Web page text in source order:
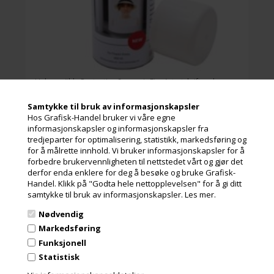
Samtykke til bruk av informasjonskapsler
Hos Grafisk-Handel bruker vi våre egne
informasjonskapsler og informasjonskapsler fra
tredjeparter for optimalisering, statistikk, markedsføring og
for å målrette innhold. Vi bruker informasjonskapsler for å
forbedre brukervennligheten til nettstedet vårt og gjør det
derfor enda enklere for deg å besøke og bruke Grafisk-
Handel. Klikk på "Godta hele nettopplevelsen" for å gi ditt
samtykke til bruk av informasjonskapsler. Les mer.
Nødvendig
Markedsføring
Funksjonell
Statistisk
Hahnemühle Protective Spray gir FineArt-utskrifter den
Sprayen brukes på en avstand av ca. 20-30 cm, hvor man i
myke bevegelser kjører den fra side til side.
La det tørke i 3-5 min.
Deretter dreies utskriften 90 grader og samme metode
utføres i motsatt retning, slik at sprayen blir jevnt fordelt
over utskriften.
Sprayen er matt og legger seg i et meget tynt lag, slik at det
ikke endrer papirets struktur.
Hahnemühle Protective Spray fikserer fargene og gir en
ekstra beskyttelse mot falming fra UV-påvirkning.
Når du har sprayet utskriftene dine med Hahnemühle
Protective Spray, så gir det dem også større
motstandsstyrke mot fete fingre og riper, som gjør
håndtering lettere.
Les mer
254,00 Kr.ekslusive. mva og miljøbidrag
Hahnemühle Certificate of Authenticity
(Ægthedsbevis)